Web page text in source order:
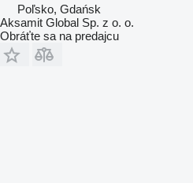
Poľsko, Gdańsk
Aksamit Global Sp. z o. o.
Obráťte sa na predajcu